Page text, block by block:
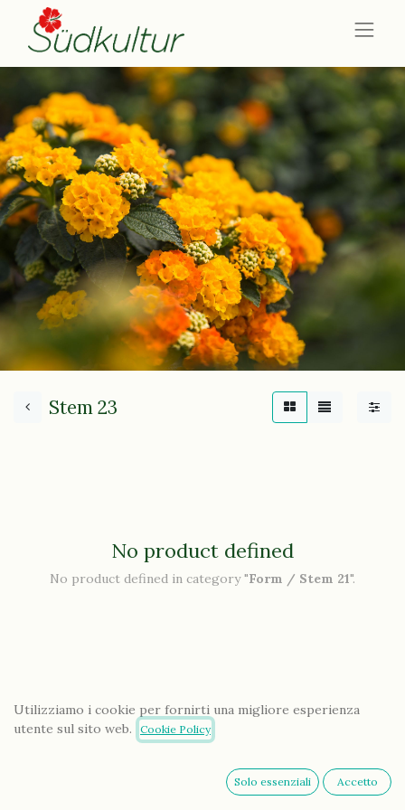
Stem 23
No product defined
No product defined in category "Form / Stem 21".
Utilizziamo i cookie per fornirti una migliore esperienza
utente sul sito web.
Cookie Policy
Solo essenziali Accetto